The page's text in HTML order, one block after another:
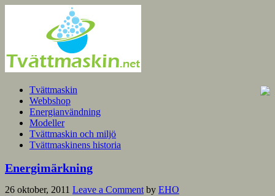
Tvättmaskin
Webbshop
Energianvändning
Modeller
Tvättmaskin och miljö
Tvättmaskinens historia
Energimärkning
26 oktober, 2011 Leave a Comment by EHO